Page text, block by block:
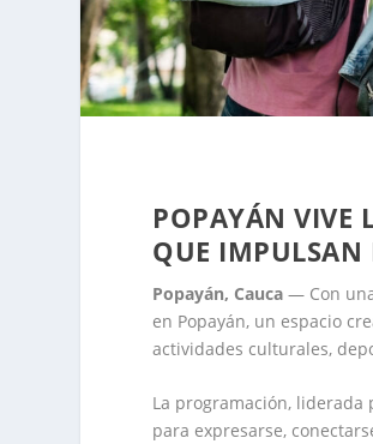
POPAYÁN VIVE
QUE IMPULSAN
Popayán, Cauca — Con
en Popayán, un espacio
actividades culturales,
La programación, liderada
para expresarse,